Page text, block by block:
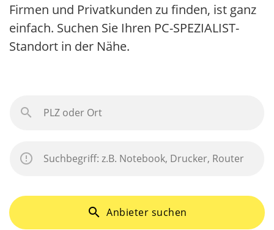
Firmen und Privatkunden zu finden, ist ganz
einfach. Suchen Sie Ihren PC-SPEZIALIST-
Standort in der Nähe.
search Anbieter suchen